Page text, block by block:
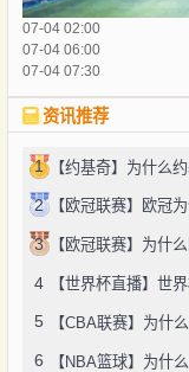
07-04 02:00
07-04 06:00
07-04 07:30
资讯推荐
1 【约基奇】为什么
2 【欧冠联赛】欧冠
3 【欧冠联赛】为什
4 【世界杯直播】世
5 【CBA联赛】为什
6 【NBA篮球】为什